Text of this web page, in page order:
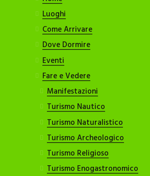
Luoghi
Come Arrivare
Dove Dormire
Eventi
Fare e Vedere
Manifestazioni
Turismo Nautico
Turismo Naturalistico
Turismo Archeologico
Turismo Religioso
Turismo Enogastronomico